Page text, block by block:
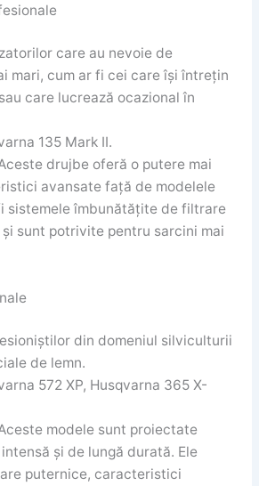
care au nevoie de
mari, cum ar fi cei care își întrețin
care lucrează ocazional în
135 Mark II.
drujbe oferă o putere mai
avansate față de modelele
sistemele îmbunătățite de filtrare
sunt potrivite pentru sarcini mai
din domeniul silviculturii
de lemn.
572 XP, Husqvarna 365 X-
modele sunt proiectate
și de lungă durată. Ele
puternice, caracteristici